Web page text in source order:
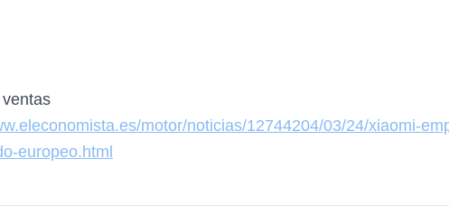
motor/noticias/12744204/03/24/xiaomi-
europeo.html